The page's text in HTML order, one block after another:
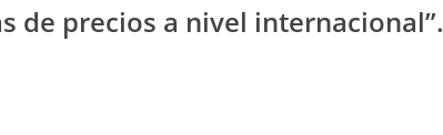
de precios a nivel internacional”.